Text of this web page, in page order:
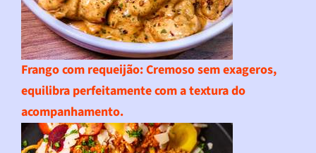
Frango com requeijão: Cremoso sem exageros,
equilibra perfeitamente com a textura do
acompanhamento.